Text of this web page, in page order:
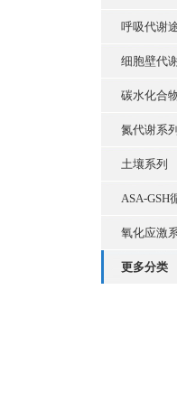
呼吸代谢
细胞壁代
碳水化合
氮代谢系列
土壤系列
ASA-GSH
氧化应激
更多分类